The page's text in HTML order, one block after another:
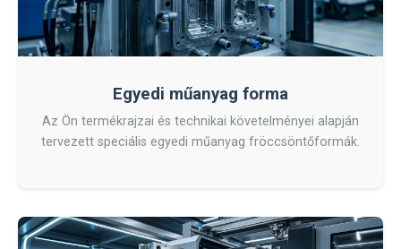
Egyedi műanyag forma
Az Ön termékrajzai és technikai követelményei alapján
tervezett speciális egyedi műanyag fröccsöntőformák.